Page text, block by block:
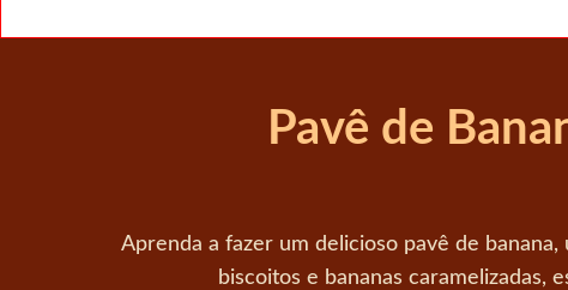
Pavê de
Aprenda a fazer um delicioso pavê de
biscoitos e bananas caramelizadas,